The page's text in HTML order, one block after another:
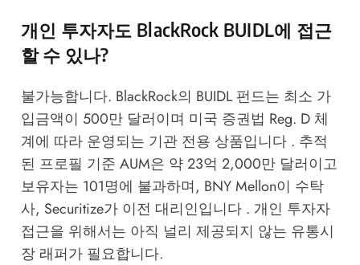
개인 투자자도 BlackRock BUIDL에 접근
할 수 있나?
불가능합니다. BlackRock의 BUIDL 펀드는 최소 가
입금액이 500만 달러이며 미국 증권법 Reg. D 체
계에 따라 운영되는 기관 전용 상품입니다 . 추적
된 프로필 기준 AUM은 약 23억 2,000만 달러이고
보유자는 101명에 불과하며, BNY Mellon이 수탁
사, Securitize가 이전 대리인입니다 . 개인 투자자
접근을 위해서는 아직 널리 제공되지 않는 유통시
장 래퍼가 필요합니다.